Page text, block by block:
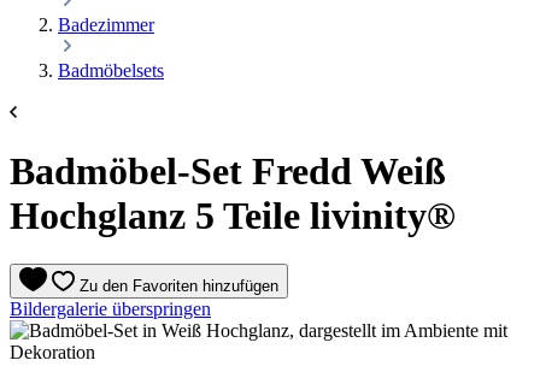
Badezimmer
Badmöbelsets
Badmöbel-Set Fredd Weiß
Hochglanz 5 Teile livinity®
Zu den Favoriten hinzufügen
Bildergalerie überspringen